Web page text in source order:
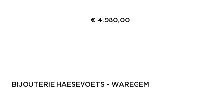
€ 4.980,00
BIJOUTERIE HAESEVOETS - WAREGEM